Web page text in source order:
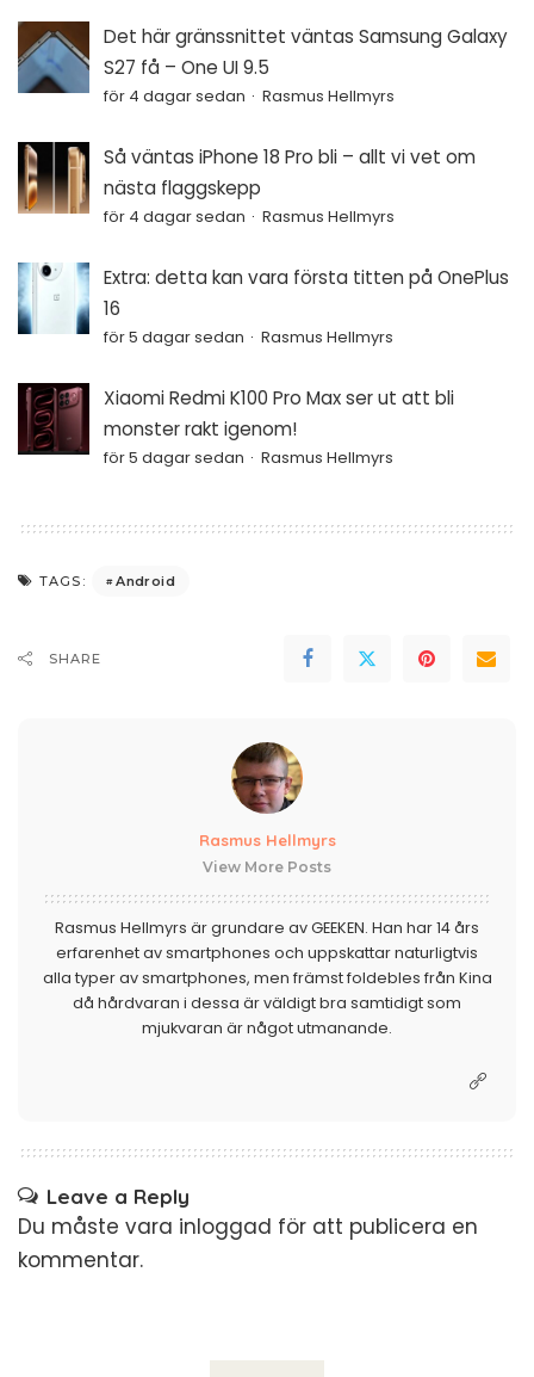
Det här gränssnittet väntas Samsung Galaxy
S27 få – One UI 9.5
för 4 dagar sedan Rasmus Hellmyrs
Så väntas iPhone 18 Pro bli – allt vi vet om
nästa flaggskepp
för 4 dagar sedan Rasmus Hellmyrs
Extra: detta kan vara första titten på OnePlus
16
för 5 dagar sedan Rasmus Hellmyrs
Xiaomi Redmi K100 Pro Max ser ut att bli
monster rakt igenom!
för 5 dagar sedan Rasmus Hellmyrs
TAGS: Android
SHARE
Rasmus Hellmyrs
View More Posts
Rasmus Hellmyrs är grundare av GEEKEN. Han har 14 års
erfarenhet av smartphones och uppskattar naturligtvis
alla typer av smartphones, men främst foldebles från Kina
då hårdvaran i dessa är väldigt bra samtidigt som
mjukvaran är något utmanande.
Leave a Reply
Du måste vara inloggad för att publicera en
kommentar.